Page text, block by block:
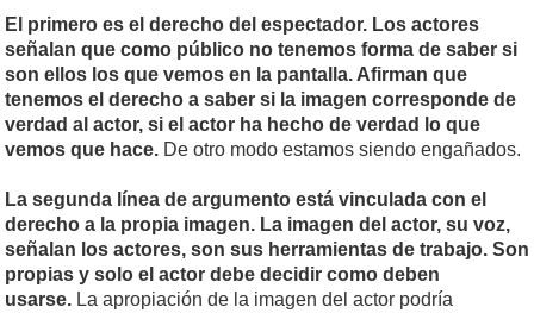
El primero es el derecho del espectador. Los actores
señalan que como público no tenemos forma de saber si
son ellos los que vemos en la pantalla. Afirman que
tenemos el derecho a saber si la imagen corresponde de
verdad al actor, si el actor ha hecho de verdad lo que
vemos que hace. De otro modo estamos siendo engañados.
La segunda línea de argumento está vinculada con el
derecho a la propia imagen. La imagen del actor, su voz,
señalan los actores, son sus herramientas de trabajo. Son
propias y solo el actor debe decidir como deben
usarse. La apropiación de la imagen del actor podría